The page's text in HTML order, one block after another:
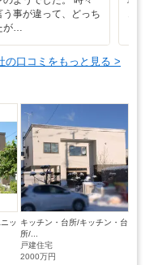
事が違って、どっち
が…
の口コミをもっと見る >
ッ キッチン・台所/キッチン・台
所/...
戸建住宅
2000万円